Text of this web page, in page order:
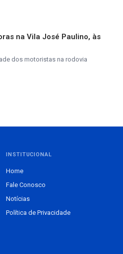
na Vila José Paulino, às
dos motoristas na rodovia
INSTITUCIONAL
Home
Fale Conosco
Notícias
Política de Privacidade